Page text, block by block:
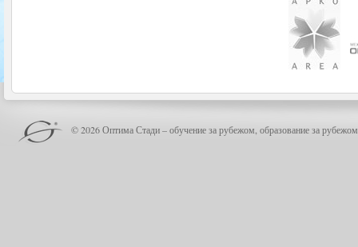
© 2026 Оптима Стади – обучение за рубежом, образование за